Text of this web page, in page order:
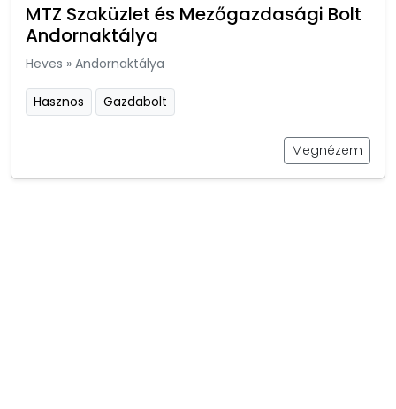
MTZ Szaküzlet és Mezőgazdasági Bolt
Andornaktálya
Heves » Andornaktálya
Hasznos Gazdabolt
Megnézem